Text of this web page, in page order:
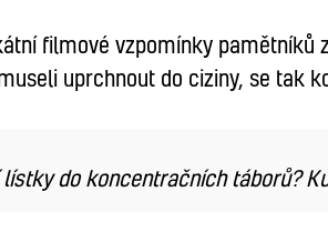
filmové vzpomínky
uprchnout do ciziny, se tak
do koncentračních táborů?